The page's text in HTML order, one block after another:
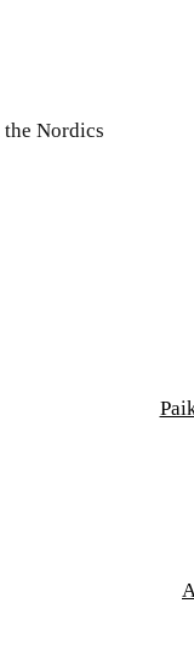
the Nordics